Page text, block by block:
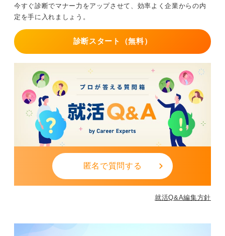
すめします。
今すぐ診断でマナー力をアップさせて、効率よく企業からの内
定を手に入れましょう。
診断スタート（無料）
匿名で質問する
就活Q&A編集方針